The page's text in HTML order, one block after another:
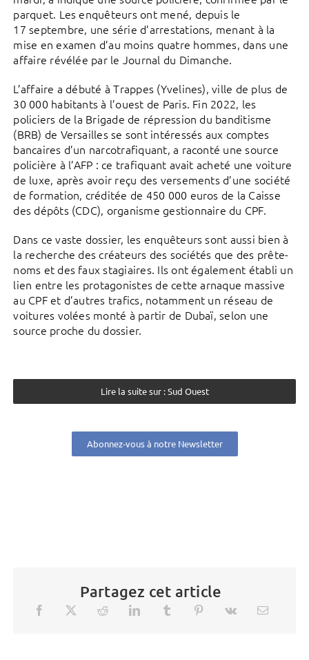
parquet. Les enquêteurs ont mené, depuis le
17 septembre, une série d’arrestations, menant à la
mise en examen d’au moins quatre hommes, dans une
affaire révélée par le Journal du Dimanche.
L’affaire a débuté à Trappes (Yvelines), ville de plus de
30 000 habitants à l’ouest de Paris. Fin 2022, les
policiers de la Brigade de répression du banditisme
(BRB) de Versailles se sont intéressés aux comptes
bancaires d’un narcotrafiquant, a raconté une source
policière à l’AFP : ce trafiquant avait acheté une voiture
de luxe, après avoir reçu des versements d’une société
de formation, créditée de 450 000 euros de la Caisse
des dépôts (CDC), organisme gestionnaire du CPF.
Dans ce vaste dossier, les enquêteurs sont aussi bien à
la recherche des créateurs des sociétés que des prête-
noms et des faux stagiaires. Ils ont également établi un
lien entre les protagonistes de cette arnaque massive
au CPF et d’autres trafics, notamment un réseau de
voitures volées monté à partir de Dubaï, selon une
source proche du dossier.
Lire la suite sur : Sud Ouest
Abonnez-vous à notre Newsletter
Partagez cet article